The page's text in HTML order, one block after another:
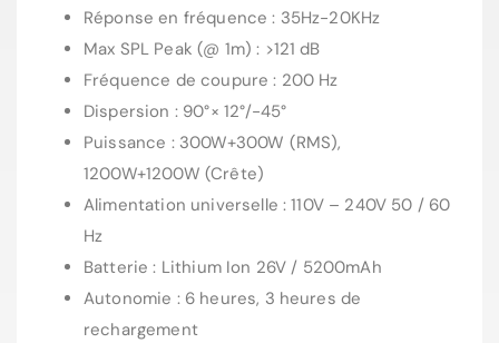
Réponse en fréquence : 35Hz-20KHz
Max SPL Peak (@ 1m) : >121 dB
Fréquence de coupure : 200 Hz
Dispersion : 90°× 12°/-45°
Puissance : 300W+300W (RMS),
1200W+1200W (Crête)
Alimentation universelle : 110V – 240V 50 / 60
Hz
Batterie : Lithium Ion 26V / 5200mAh
Autonomie : 6 heures, 3 heures de
rechargement